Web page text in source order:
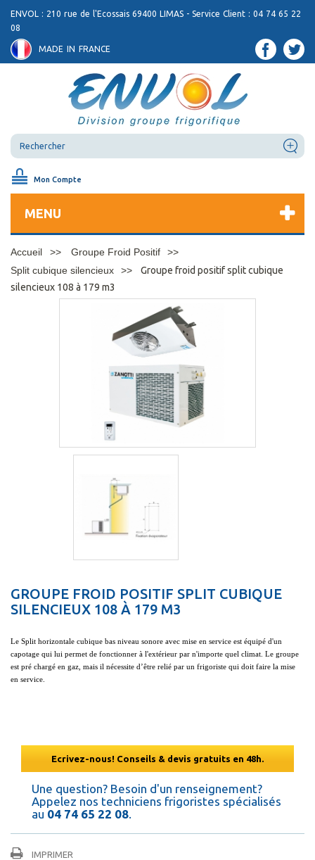
ENVOL : 210 rue de l'Ecossais 69400 LIMAS - Service Client : 04 74 65 22
08
MADE IN FRANCE
Mon Compte
MENU
Accueil
Groupe Froid Positif
Split cubique silencieux
Groupe froid positif split cubique
silencieux 108 à 179 m3
GROUPE FROID POSITIF SPLIT CUBIQUE
SILENCIEUX 108 À 179 M3
Le Split horizontale cubique bas niveau sonore avec mise en service est équipé d'un
capotage qui lui permet de fonctionner à l'extérieur par n'importe quel climat. Le groupe
est pré chargé en gaz, mais il nécessite d’être relié par un frigoriste qui doit faire la mise
en service.
Ecrivez-nous! Conseils & devis gratuits en 48h.
Une question? Besoin d'un renseignement?
Appelez nos techniciens frigoristes spécialisés
au 04 74 65 22 08.
IMPRIMER